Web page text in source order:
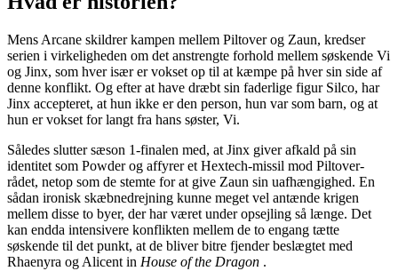
Mens Arcane skildrer kampen mellem Piltover og Zaun, kredser
serien i virkeligheden om det anstrengte forhold mellem søskende Vi
og Jinx, som hver især er vokset op til at kæmpe på hver sin side af
denne konflikt. Og efter at have dræbt sin faderlige figur Silco, har
Jinx accepteret, at hun ikke er den person, hun var som barn, og at
hun er vokset for langt fra hans søster, Vi.
Således slutter sæson 1-finalen med, at Jinx giver afkald på sin
identitet som Powder og affyrer et Hextech-missil mod Piltover-
rådet, netop som de stemte for at give Zaun sin uafhængighed. En
sådan ironisk skæbnedrejning kunne meget vel antænde krigen
mellem disse to byer, der har været under opsejling så længe. Det
kan endda intensivere konflikten mellem de to engang tætte
søskende til det punkt, at de bliver bitre fjender beslægtet med
Rhaenyra og Alicent in House of the Dragon .